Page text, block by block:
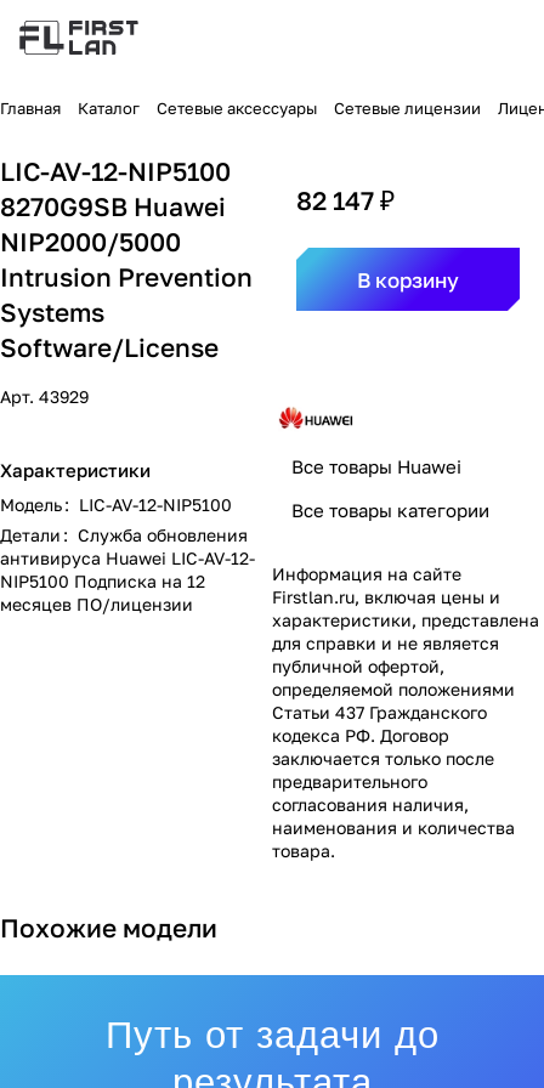
Главная Каталог Сетевые аксессуары Сетевые лицензии
LIC-AV-12-NIP5100
8270G9SB Huawei
NIP2000/5000
Intrusion Prevention
Systems
Software/License
Арт. 43929
Характеристики
Модель: LIC-AV-12-NIP5100
Детали: Служба обновления
антивируса Huawei LIC-AV-12-
NIP5100 Подписка на 12
месяцев ПО/лицензии
82 147 ₽
В корзину
Все товары Huawei
Все товары категории
Информация на сайте
Firstlan.ru, включая цены и
характеристики, представлена
для справки и не является
публичной офертой,
определяемой положениями
Статьи 437 Гражданского
кодекса РФ. Договор
заключается только после
предварительного
согласования наличия,
наименования и количества
товара.
Похожие модели
Путь от задачи до